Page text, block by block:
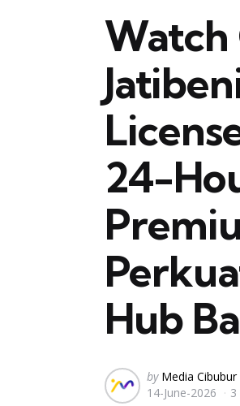
Watch
24-
Hub
Posted
by
by Media Cibubur
14-June-2026
3